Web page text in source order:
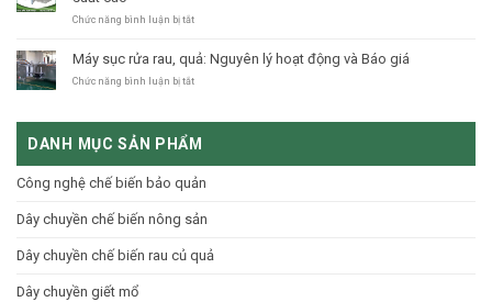
sấy
Giải
pháp
cho
nông
dược
thế
nào?
biết?
Chức năng bình luận bị tắtở
sấy,
chế
quy
nghiệp
suất
Máy sục rửa rau, quả: Nguyên lý hoạt động và Báo giá
Chức năng bình luận bị tắtở
rau,
lý
động
Báo
giá
DANH MỤC SẢN PHẨM
Công nghệ chế biến bảo quản
Dây chuyền chế biến nông sản
Dây chuyền chế biến rau củ quả
Dây chuyền giết mổ